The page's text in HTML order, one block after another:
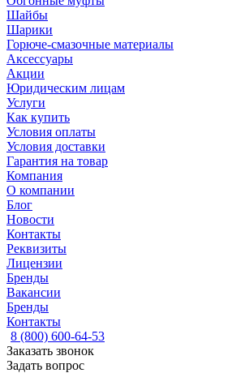
Шайбы
Шарики
Горюче-смазочные материалы
Аксессуары
Акции
Юридическим лицам
Услуги
Как купить
Условия оплаты
Условия доставки
Гарантия на товар
Компания
О компании
Блог
Новости
Контакты
Реквизиты
Лицензии
Бренды
Вакансии
Бренды
Контакты
8 (800) 600-64-53
Заказать звонок
Задать вопрос